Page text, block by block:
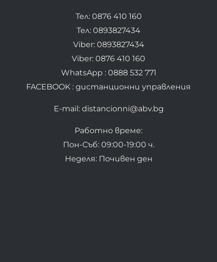
Тел: 0876 410 160
Тел: 0893827434
Viber: 0893827434
Viber: 0876 410 160
WhatsApp : 0888 532 771
FACEBOOK : дистанционни управления
E-mail: distancionni@abv.bg
Работно време:
Пон-Съб: 09:00-19:00 ч.
Неделя: Почивен ден